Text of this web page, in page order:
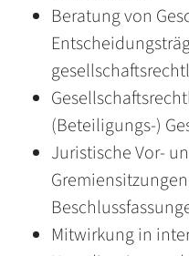
Beratung von
(Beteiligungs-)
Juristische Vor-
Mitwirkung in